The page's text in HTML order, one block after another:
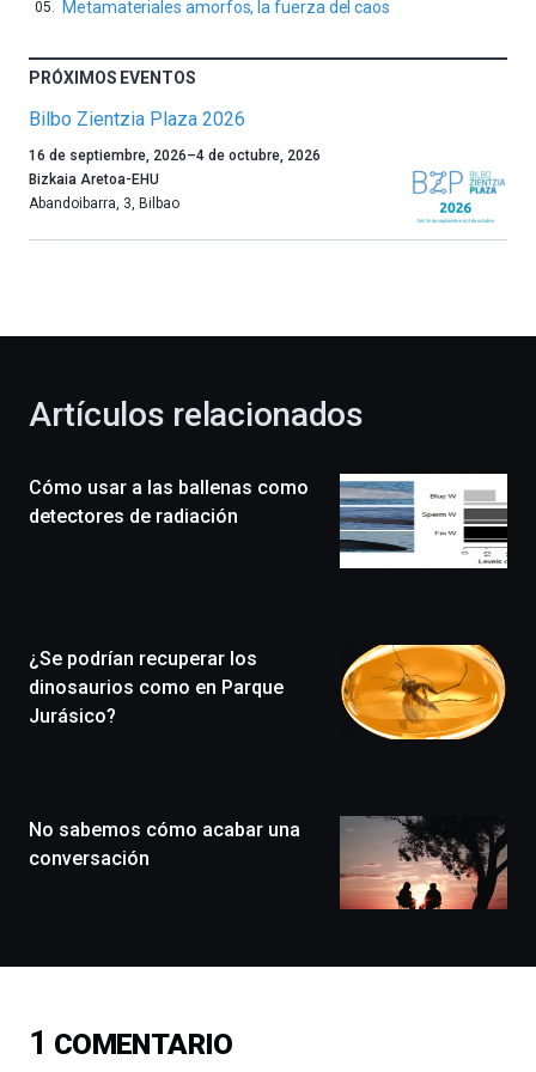
Metamateriales amorfos, la fuerza del caos
PRÓXIMOS EVENTOS
Bilbo Zientzia Plaza 2026
Un
año
más,
celebración
novena
edición
un
festival
que
monólogos,
de
16
16 de septiembre, 2026–4 de octubre, 2026
Bizkaia Aretoa-EHU
Abandoibarra, 3, Bilbao
Artículos relacionados
Cómo usar a las ballenas como
detectores de radiación
¿Se podrían recuperar los
dinosaurios como en Parque
Jurásico?
No sabemos cómo acabar una
conversación
1 COMENTARIO